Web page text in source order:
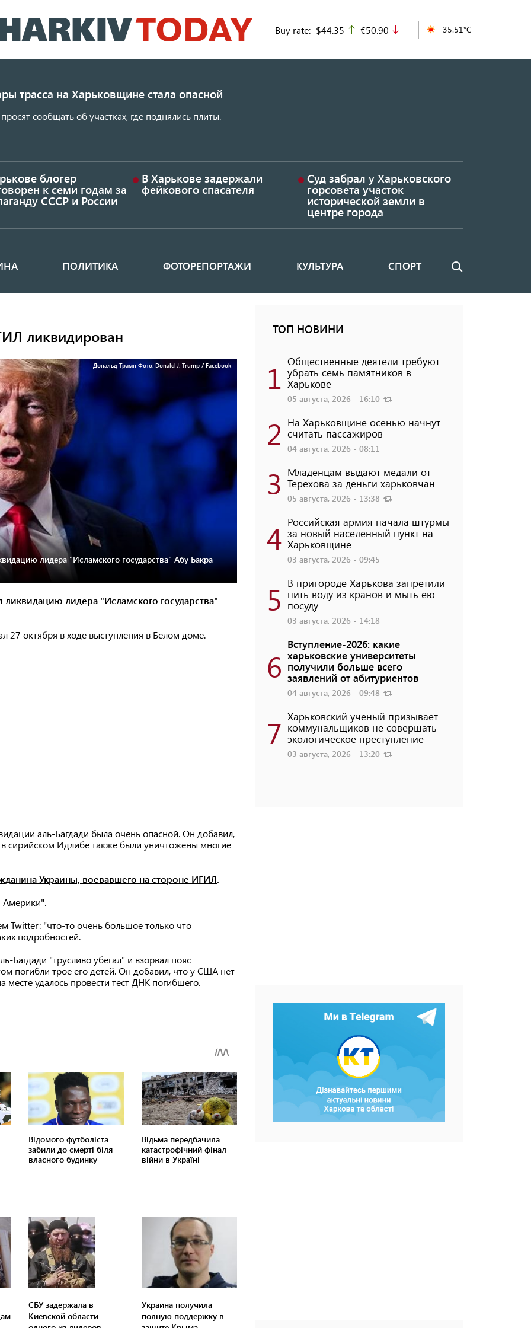
к
основному
Buy rate: $44.35 up
€50.90 35.51°C
трасса на Харьковщине стала опасной
сообщать об участках, где поднялись плиты.
блогер
к семи годам за
СССР и России
В Харькове задержали
фейкового спасателя
Суд забрал у Харьковского
горсовета участок
исторической земли в
центре города
ПОЛИТИКА ФОТОРЕПОРТАЖИ КУЛЬТУРА СПОРТ Поиск
ликвидирован
Дональд Трамп Фото: Donald J. Trump / Facebook
лидера "Исламского государства" Абу Бакра
лидера "Исламского государства"
27 октября в ходе выступления в Белом доме.
аль-Багдади была очень опасной. Он добавил,
сирийском Идлибе также были уничтожены многие
Украины, воевавшего на стороне ИГИЛ.
Америки".
Twitter: "что-то очень большое только что
подробностей.
Багдади "трусливо убегал" и взорвал пояс
погибли трое его детей. Он добавил, что у США нет
удалось провести тест ДНК погибшего.
СБУ задержала в
Киевской области
Украина получила
полную поддержку в
ТОП НОВИНИ
1 Общественные деятели требуют
убрать семь памятников в
Харькове
05 августа, 2026 - 16:10
2 На Харьковщине осенью начнут
считать пассажиров
04 августа, 2026 - 08:11
3 Младенцам выдают медали от
Терехова за деньги харьковчан
05 августа, 2026 - 13:38
4 Российская армия начала штурмы
за новый населенный пункт на
Харьковщине
03 августа, 2026 - 09:45
5 В пригороде Харькова запретили
пить воду из кранов и мыть ею
посуду
03 августа, 2026 - 14:18
6
Вступление-2026: какие
харьковские университеты
получили больше всего
заявлений от абитуриентов
04 августа, 2026 - 09:48
7 Харьковский ученый призывает
коммунальщиков не совершать
экологическое преступление
03 августа, 2026 - 13:20